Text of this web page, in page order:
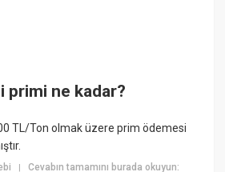
primi ne kadar?
TL/Ton olmak üzere prim ödemesi
|Cevabın tamamını burada okuyun: